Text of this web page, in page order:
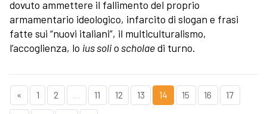
dovuto ammettere il fallimento del proprio
armamentario ideologico, infarcito di slogan e frasi
fatte sui “nuovi italiani”, il multiculturalismo,
l’accoglienza, lo ius solio scholaedi turno.
« 1 2 ... 11 12 13 14 15 16 17